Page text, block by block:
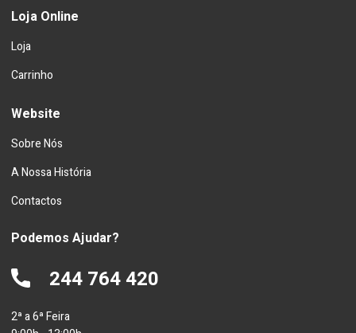
Loja Online
Loja
Carrinho
Website
Sobre Nós
A Nossa História
Contactos
Podemos Ajudar?
244 764 420
2ª a 6ª Feira